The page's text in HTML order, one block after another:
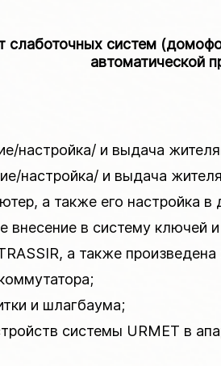
слаботочных систем
автоматической
настройка/ и выдача
настройка/ и выдача
а также его настройка
внесение в систему ключей и
а также
и шлагбаума;
системы URMET в